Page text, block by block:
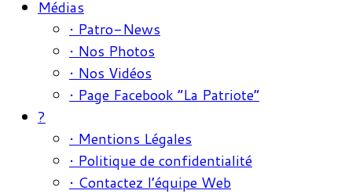
Médias
• Patro-News
• Nos Photos
• Nos Vidéos
• Page Facebook “La Patriote”
?
• Mentions Légales
• Politique de confidentialité
• Contactez l’équipe Web